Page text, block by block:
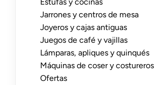
Jarrones y centros de mesa
Joyeros y cajas antiguas
Juegos de café y vajillas
Lámparas, apliques y quinqués
Máquinas de coser y costureros
Ofertas